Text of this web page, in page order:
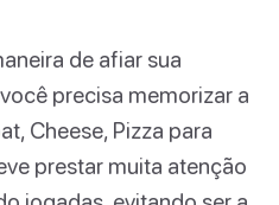
de afiar sua
precisa memorizar a
Cheese, Pizza para
prestar muita atenção